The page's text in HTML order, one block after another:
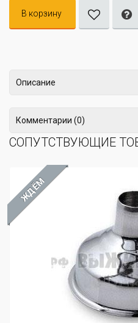
В корзину
Описание
Комментарии (0)
СОПУТСТВУЮЩИЕ
ЖДЁМ